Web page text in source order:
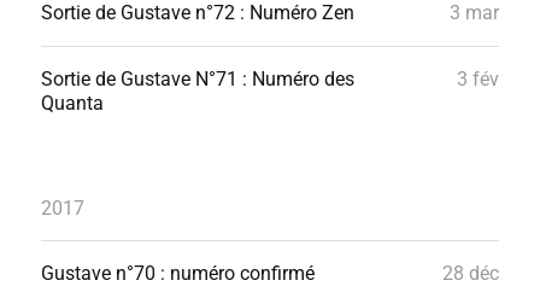
Sortie de Gustave n°72 : Numéro Zen 3 mar
Sortie de Gustave N°71 : Numéro des
Quanta
3 fév
2017
Gustave n°70 : numéro confirmé 28 déc